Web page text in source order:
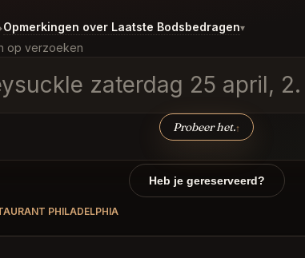
Opmerkingen over Laatste Bodsbedragen▾
op verzoeken
zaterdag 25 april,
Probeer het.↑
Heb je gereserveerd?
PHILADELPHIA